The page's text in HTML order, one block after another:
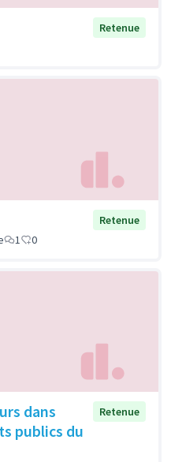
Retenue
Retenue
1 0
dans
publics du
Retenue